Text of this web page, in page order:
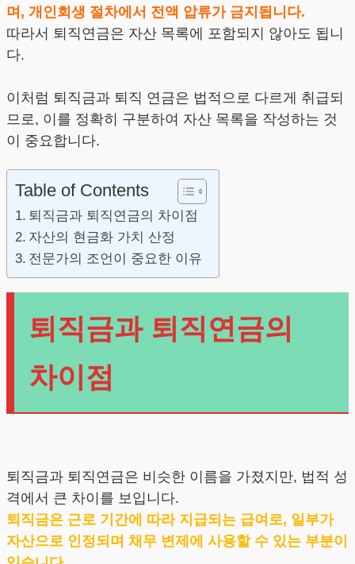
며, 개인회생 절차에서 전액 압류가 금지됩니다.
따라서 퇴직연금은 자산 목록에 포함되지 않아도 됩니
다.
이처럼 퇴직금과 퇴직 연금은 법적으로 다르게 취급되
므로, 이를 정확히 구분하여 자산 목록을 작성하는 것
이 중요합니다.
Table of Contents
퇴직금과 퇴직연금의 차이점
자산의 현금화 가치 산정
전문가의 조언이 중요한 이유
퇴직금과 퇴직연금의
차이점
퇴직금과 퇴직연금은 비슷한 이름을 가졌지만, 법적 성
격에서 큰 차이를 보입니다.
퇴직금은 근로 기간에 따라 지급되는 급여로, 일부가
자산으로 인정되며 채무 변제에 사용할 수 있는 부분이